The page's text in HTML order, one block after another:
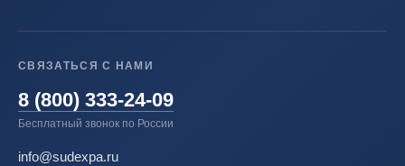
СВЯЗАТЬСЯ С НАМИ
8 (800) 333-24-09
Бесплатный звонок по России
info@sudexpa.ru